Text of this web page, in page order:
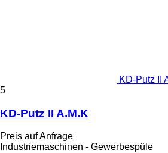
KD-Putz II
5
KD-Putz II A.M.K
Preis auf Anfrage
Industriemaschinen - Gewerbespüle